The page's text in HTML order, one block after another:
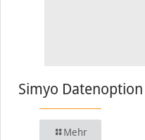
Simyo Datenoption
Mehr